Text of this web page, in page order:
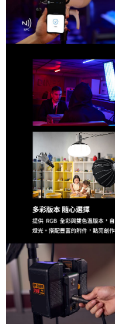
４．使用「AFTEE先享後付」
時審查核予不同之上限額度；
請求用戶進行身份認證。
５．嚴禁一人註冊多個帳號或使